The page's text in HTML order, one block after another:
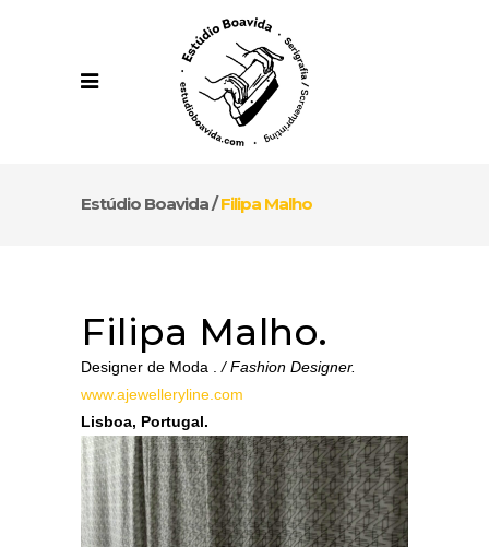
Estúdio Boavida/Filipa Malho
Filipa Malho.
Designer de Moda ./ Fashion Designer.
www.ajewelleryline.com
Lisboa, Portugal.